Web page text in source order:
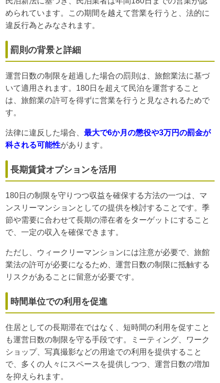
められています。この期間を越えて営業を行うと、法的に
違反行為とみなされます。
罰則の背景と詳細
運営日数の制限を超過した場合の罰則は、旅館業法に基づ
いて適用されます。180日を超えて民泊を運営すること
は、旅館業の許可を得ずに営業を行うと見なされるためで
す。
法律に違反した場合、最大で6か月の懲役や3万円の罰金が
科される可能性があります。
長期賃貸オプションを活用
180日の制限を守りつつ収益を確保する方法の一つは、マ
ンスリーマンションとしての提供を検討することです。季
節や需要に合わせて長期の滞在者をターゲットにすること
で、一定の収入を確保できます。
ただし、ウィークリーマンションには注意が必要で、旅館
業法の許可が必要になるため、運営日数の制限に抵触する
リスクがあることに留意が必要です。
時間単位での利用を促進
住居としての長期滞在ではなく、短時間の利用を促すこと
も運営日数の制限を守る手段です。ミーティング、ワーク
ショップ、写真撮影などの用途での利用を提供すること
で、多くの人々にスペースを提供しつつ、運営日数の増加
を抑えられます。